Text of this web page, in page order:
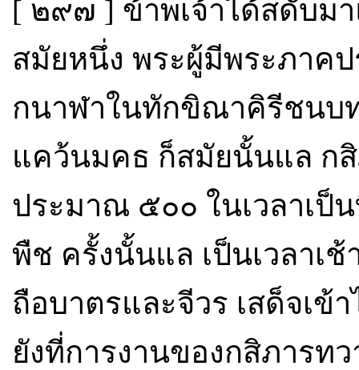
[ ๒๙๗ ] ข้าพเจ้าได้สดับม
สมัยหนึ่ง พระผู้มีพระภาค
กนาฬาในทักขิณาคิรีชนบ
แคว้นมคธ ก็สมัยนั้นแล ก
ประมาณ ๕๐๐ ในเวลาเป็
พืช ครั้งนั้นแล เป็นเวลาเ
ถือบาตรและจีวร เสด็จเข้า
ยังที่การงานของกสิภาร